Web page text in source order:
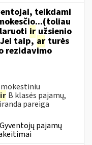
teikdami
ir užsienio
taip,ar turės
rezidavimo
ir B klasės pajamų,
pareiga
Gyventojų pajamų